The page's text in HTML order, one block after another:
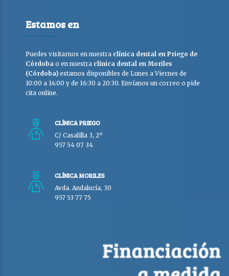
Estamos en
Puedes visitarnos en nuestra clínica dental en Priego de
Córdoba o en nuestra clínica dental en Moriles
(Córdoba) estamos disponibles de Lunes a Viernes de
10:00 a 14:00 y de 16:30 a 20:30. Envíanos un correo o pide
cita online.
CLÍNICA PRIEGO
C/ Casalilla 3, 2º
957 54 07 34
CLÍNICA MORILES
Avda. Andalucía, 30
957 53 77 75